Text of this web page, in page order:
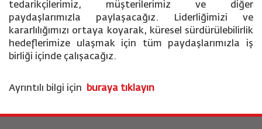
tedarikçilerimiz, müşterilerimiz ve diğer
paydaşlarımızla paylaşacağız. Liderliğimizi ve
kararlılığımızı ortaya koyarak, küresel sürdürülebilirlik
hedeflerimize ulaşmak için tüm paydaşlarımızla iş
birliği içinde çalışacağız.
Ayrıntılı bilgi için buraya tıklayın